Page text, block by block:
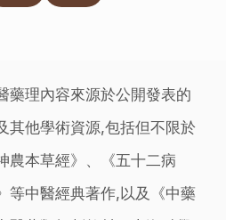
藥理內容來源於公開發表的
其他學術資源,包括但不限於
農本草經》、《五十二病
等中醫經典著作,以及《中藥